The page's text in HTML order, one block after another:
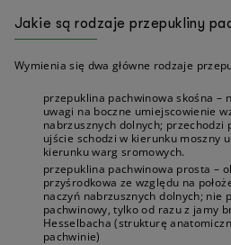
Jakie są rodzaje przepukliny
Wymienia się dwa główne rodzaje
przepuklina pachwinowa skośna –
uwagi na boczne umiejscowienie
nabrzusznych dolnych; przechodzi
ujście schodzi w kierunku moszny
kierunku warg sromowych.
przepuklina pachwinowa prosta –
przyśrodkowa ze względu na
naczyń nabrzusznych dolnych; nie
pachwinowy, tylko od razu z jamy
Hesselbacha (strukturę
pachwinie)